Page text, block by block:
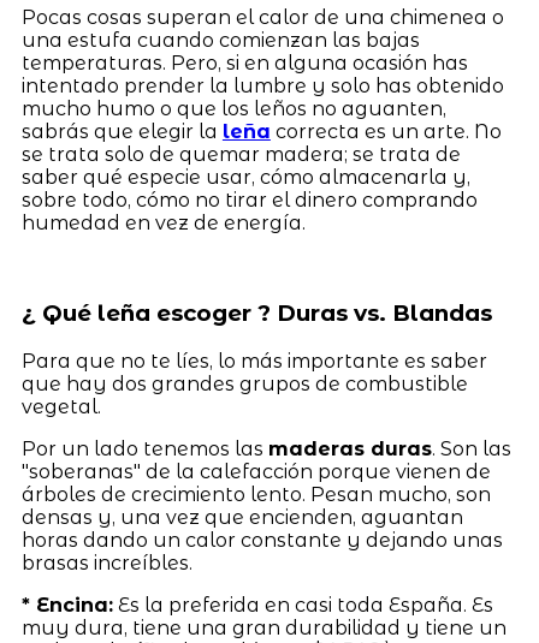
Pocas cosas superan el calor de una chimenea o
una estufa cuando comienzan las bajas
temperaturas. Pero, si en alguna ocasión has
intentado prender la lumbre y solo has obtenido
mucho humo o que los leños no aguanten,
sabrás que elegir la leña correcta es un arte. No
se trata solo de quemar madera; se trata de
saber qué especie usar, cómo almacenarla y,
sobre todo, cómo no tirar el dinero comprando
humedad en vez de energía.
¿ Qué leña escoger ? Duras vs. Blandas
Para que no te líes, lo más importante es saber
que hay dos grandes grupos de combustible
vegetal.
Por un lado tenemos las maderas duras. Son las
"soberanas" de la calefacción porque vienen de
árboles de crecimiento lento. Pesan mucho, son
densas y, una vez que encienden, aguantan
horas dando un calor constante y dejando unas
brasas increíbles.
* Encina:Es la preferida en casi toda España. Es
muy dura, tiene una gran durabilidad y tiene un